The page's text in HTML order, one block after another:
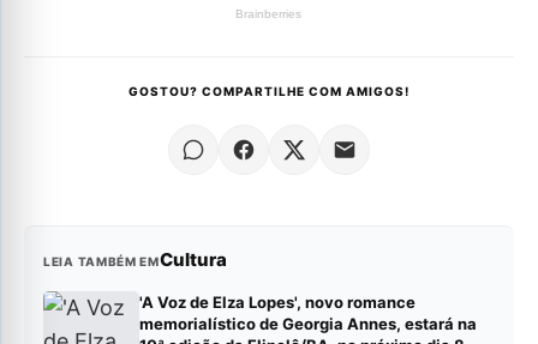
GOSTOU? COMPARTILHE COM AMIGOS!
LEIA TAMBÉM EMCultura
'A Voz de Elza Lopes', novo romance
memorialístico de Georgia Annes, estará na